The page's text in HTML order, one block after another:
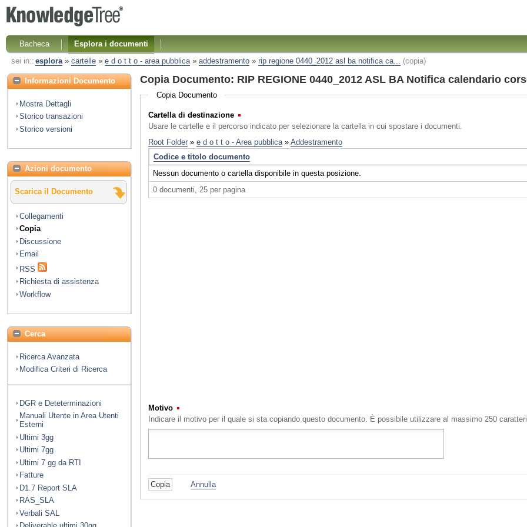
Bacheca
Esplora i documenti
sei in:: esplora» cartelle» e d o t t o - area pubblica» addestramento» rip regione 0440_2012 asl ba notifica ca... (copia)
Informazioni Documento
Mostra Dettagli
Storico transazioni
Storico versioni
Azioni documento
Scarica il Documento
Collegamenti
Copia
Discussione
Email
RSS
Richiesta di assistenza
Workflow
Cerca
Ricerca Avanzata
Modifica Criteri di Ricerca
DGR e Deteterminazioni
Manuali Utente in Area Utenti
Esterni
Ultimi 3gg
Ultimi 7gg
Ultimi 7 gg da RTI
Fatture
D1.7 Report SLA
RAS_SLA
Verbali SAL
Copia Documento: RIP REGIONE 0440_2012 ASL BA Notifica calendario
Copia Documento
Cartella di destinazione
Usare le cartelle e il percorso indicato per selezionare la cartella in cui spostare i documenti.
Motivo
Indicare il motivo per il quale si sta copiando questo documento. È possibile utilizzare al massimo 250
Annulla